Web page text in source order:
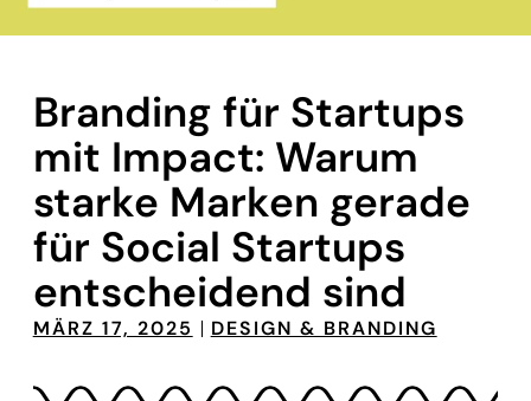
Branding für Startups
mit Impact: Warum
starke Marken gerade
für Social Startups
entscheidend sind
MÄRZ 17, 2025 DESIGN & BRANDING